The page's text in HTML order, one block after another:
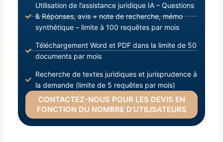
Utilisation de l’assistance juridique IA – Questions
& Réponses, avis + note de recherche, mémo
synthétique – limite à 100 requêtes par mois
Téléchargement Word et PDF dans la limite de 50
documents par mois
Recherche de textes juridiques et jurisprudence à
la demande (limite de 5 requêtes par mois)
CONTACTEZ-NOUS POUR LES DEVIS EN
FONCTION DU NOMBRE D’UTILISATEURS